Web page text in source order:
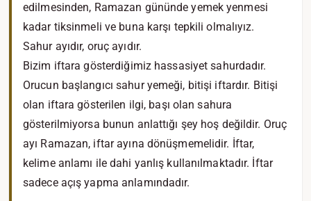
edilmesinden, Ramazan gününde yemek yenmesi
kadar tiksinmeli ve buna karşı tepkili olmalıyız.
Sahur ayıdır, oruç ayıdır.
Bizim iftara gösterdiğimiz hassasiyet sahurdadır.
Orucun başlangıcı sahur yemeği, bitişi iftardır. Bitişi
olan iftara gösterilen ilgi, başı olan sahura
gösterilmiyorsa bunun anlattığı şey hoş değildir. Oruç
ayı Ramazan, iftar ayına dönüşmemelidir. İftar,
kelime anlamı ile dahi yanlış kullanılmaktadır. İftar
sadece açış yapma anlamındadır.